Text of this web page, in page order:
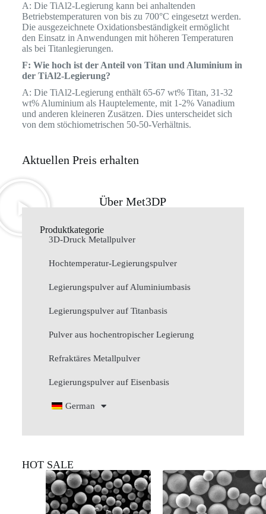
A: Die TiAl2-Legierung kann bei anhaltenden
Betriebstemperaturen von bis zu 700°C eingesetzt werden.
Die ausgezeichnete Oxidationsbeständigkeit ermöglicht
den Einsatz in Anwendungen mit höheren Temperaturen
als bei Titanlegierungen.
F: Wie hoch ist der Anteil von Titan und Aluminium in
der TiAl2-Legierung?
A: Die TiAl2-Legierung enthält 65-67 wt% Titan, 31-32
wt% Aluminium als Hauptelemente, mit 1-2% Vanadium
und anderen kleineren Zusätzen. Dies unterscheidet sich
von dem stöchiometrischen 50-50-Verhältnis.
Aktuellen Preis erhalten
Über Met3DP
Produktkategorie
3D-Druck Metallpulver
Hochtemperatur-Legierungspulver
Legierungspulver auf Aluminiumbasis
Legierungspulver auf Titanbasis
Pulver aus hochentropischer Legierung
Refraktäres Metallpulver
Legierungspulver auf Eisenbasis
German
HOT SALE